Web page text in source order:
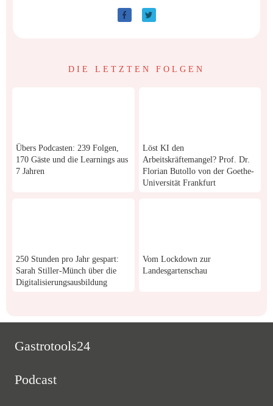
DIE LETZTEN FOLGEN
Übers Podcasten: 239 Folgen,
170 Gäste und die Learnings aus
7 Jahren
Löst KI den
Arbeitskräftemangel? Prof. Dr.
Florian Butollo von der Goethe-
Universität Frankfurt
250 Stunden pro Jahr gespart:
Sarah Stiller-Münch über die
Digitalisierungsausbildung
Vom Lockdown zur
Landesgartenschau
Gastrotools24
Podcast